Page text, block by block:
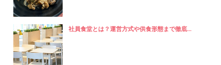
社員食堂とは？運営方式や供食形態まで徹底...